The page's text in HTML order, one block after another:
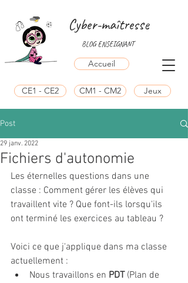
Cyber-maîtresse
BLOG ENSEIGNANT
Accueil
CE1 - CE2 CM1 - CM2 Jeux
Post
Fichiers d'autonomie
29 janv. 2022
Les éternelles questions dans une
classe : Comment gérer les élèves qui
travaillent vite ? Que font-ils lorsqu'ils
ont terminé les exercices au tableau ?
Voici ce que j'applique dans ma classe
actuellement :
Nous travaillons en PDT (Plan de